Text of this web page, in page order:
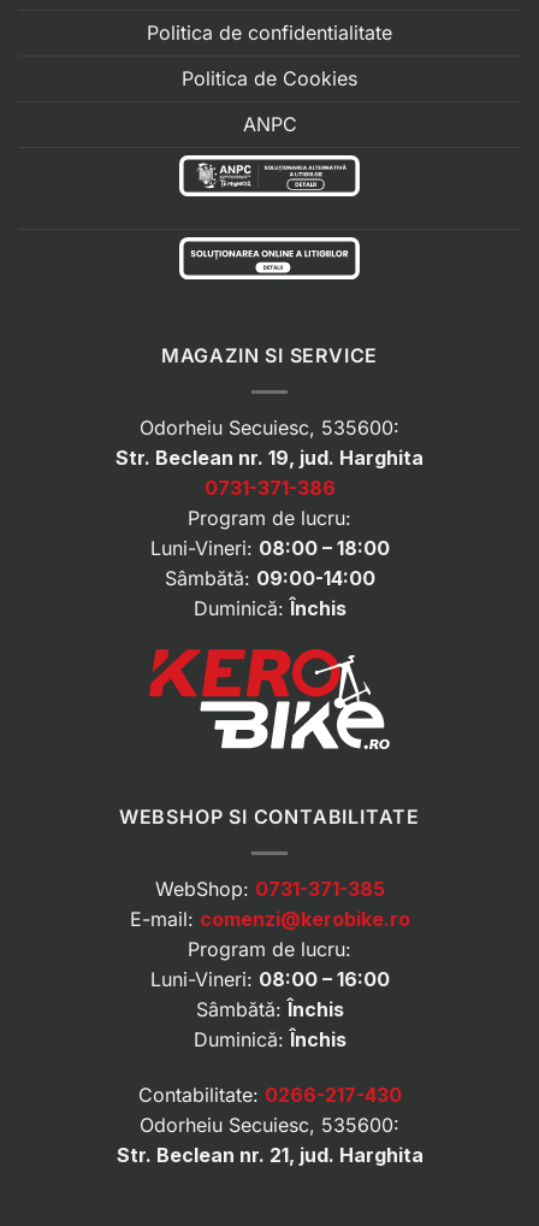
Politica de confidentialitate
Politica de Cookies
ANPC
MAGAZIN SI SERVICE
Odorheiu Secuiesc, 535600:
Str. Beclean nr. 19, jud. Harghita
0731-371-386
Program de lucru:
Luni-Vineri: 08:00 – 18:00
Sâmbătă: 09:00-14:00
Duminică:Închis
WEBSHOP SI CONTABILITATE
WebShop: 0731-371-385
E-mail: comenzi@kerobike.ro
Program de lucru:
Luni-Vineri: 08:00 – 16:00
Sâmbătă: Închis
Duminică: Închis
Contabilitate: 0266-217-430
Odorheiu Secuiesc, 535600:
Str. Beclean nr. 21, jud. Harghita